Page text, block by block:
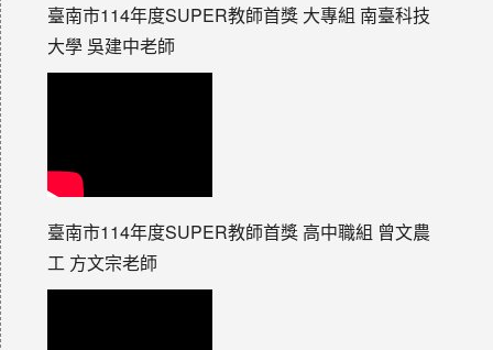
臺南市114年度SUPER教師首獎 大專組 南臺科技
大學 吳建中老師
臺南市114年度SUPER教師首獎 高中職組 曾文農
工 方文宗老師